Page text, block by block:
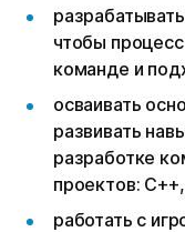
чтобы
команде и
осваивать
развивать
разработке
проектов:
работать с